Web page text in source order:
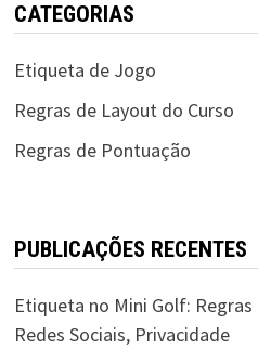
CATEGORIAS
Etiqueta de Jogo
Regras de Layout do Curso
Regras de Pontuação
PUBLICAÇÕES RECENTES
Etiqueta no Mini Golf:
Redes Sociais, Privacidade